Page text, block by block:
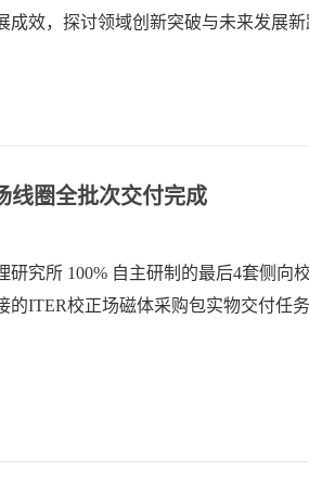
成效，探讨领域创新突破与未来发展新
线圈全批次交付完成
研究所 100% 自主研制的最后4套侧向
的ITER校正场磁体采购包实物交付任务